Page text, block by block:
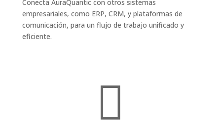
Conecta AuraQuantic con otros sistemas
empresariales, como ERP, CRM, y plataformas de
comunicación, para un flujo de trabajo unificado y
eficiente.
